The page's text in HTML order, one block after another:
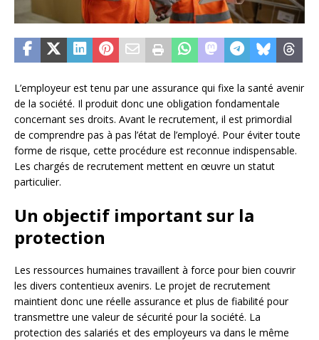
L’employeur est tenu par une assurance qui fixe la santé avenir
de la société. Il produit donc une obligation fondamentale
concernant ses droits. Avant le recrutement, il est primordial
de comprendre pas à pas l’état de l’employé. Pour éviter toute
forme de risque, cette procédure est reconnue indispensable.
Les chargés de recrutement mettent en œuvre un statut
particulier.
Un objectif important sur la
protection
Les ressources humaines travaillent à force pour bien couvrir
les divers contentieux avenirs. Le projet de recrutement
maintient donc une réelle assurance et plus de fiabilité pour
transmettre une valeur de sécurité pour la société. La
protection des salariés et des employeurs va dans le même